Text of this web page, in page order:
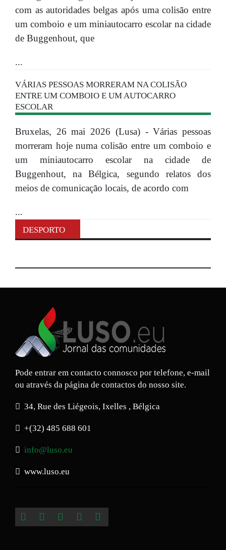
com as autoridades belgas após uma colisão entre
um comboio e um miniautocarro escolar na cidade
de Buggenhout, que
...
VÁRIAS PESSOAS MORRERAM NA COLISÃO
ENTRE UM COMBOIO E UM AUTOCARRO
ESCOLAR
Bruxelas, 26 mai 2026 (Lusa) - Várias pessoas
morreram hoje numa colisão entre um comboio e
um miniautocarro escolar na cidade de
Buggenhout, na Bélgica, segundo relatos dos
meios de comunicação locais, de acordo com
...
DESPORTO
Pode entrar em contacto connosco por telefone, e-mail
ou através da página de contactos do nosso site.
34, Rue des Liégeois, Ixelles , Bélgica
+(32) 485 688 601
info@luso.eu
www.luso.eu